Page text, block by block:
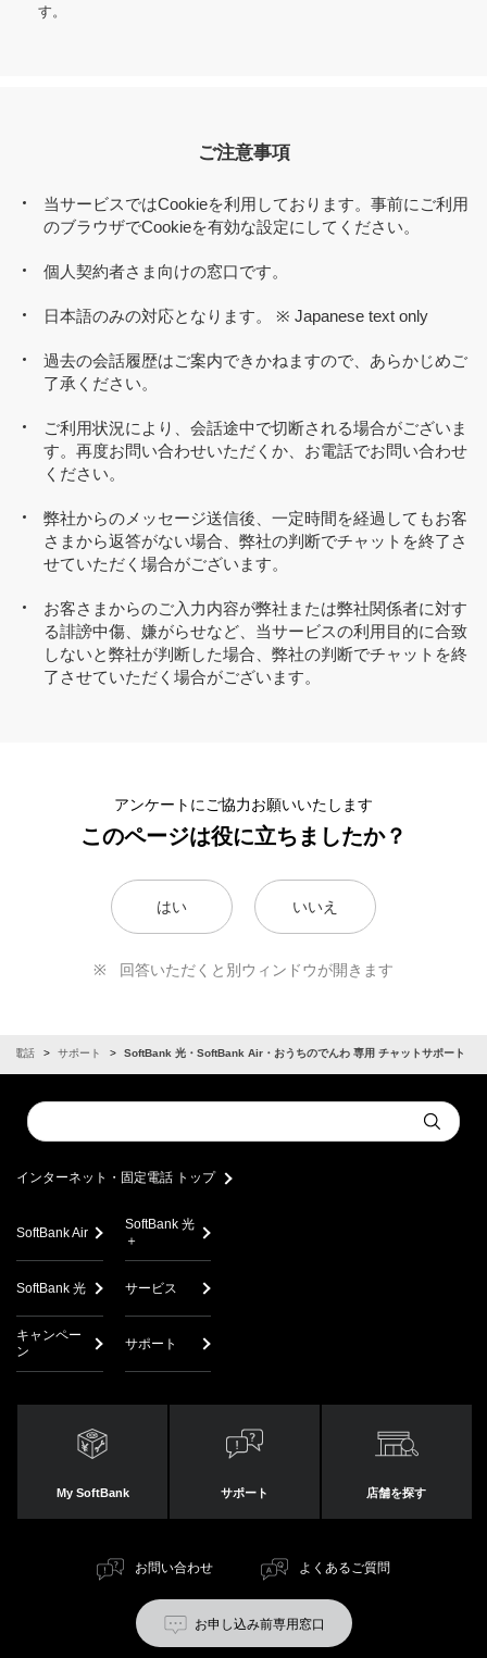
す。
ご注意事項
当サービスではCookieを利用しております。事前にご利用
のブラウザでCookieを有効な設定にしてください。
個人契約者さま向けの窓口です。
日本語のみの対応となります。 ※ Japanese text only
過去の会話履歴はご案内できかねますので、あらかじめご
了承ください。
ご利用状況により、会話途中で切断される場合がございま
す。再度お問い合わせいただくか、お電話でお問い合わせ
ください。
弊社からのメッセージ送信後、一定時間を経過してもお客
さまから返答がない場合、弊社の判断でチャットを終了さ
せていただく場合がございます。
お客さまからのご入力内容が弊社または弊社関係者に対す
る誹謗中傷、嫌がらせなど、当サービスの利用目的に合致
しないと弊社が判断した場合、弊社の判断でチャットを終
了させていただく場合がございます。
アンケートにご協力お願いいたします
このページは役に立ちましたか？
はい いいえ
回答いただくと別ウィンドウが開きます
定電話 サポート SoftBank 光・SoftBank Air・おうちのでんわ 専用 チャットサポート
Conduct
a
Submit
インターネット・固定電話 トップ
SoftBank Air
SoftBank 光
＋
SoftBank 光 サービス
キャンペー
ン
サポート
My SoftBank サポート 店舗を探す
お問い合わせ よくあるご質問
お申し込み前専用窓口